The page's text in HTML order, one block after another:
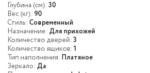
Глубина (см): 30
Вес (кг): 90
Стиль: Современный
Назначение: Для прихожей
Количество дверей: 3
Количество ящиков: 1
Тип наполнения: Платяное
Зеркало: Да